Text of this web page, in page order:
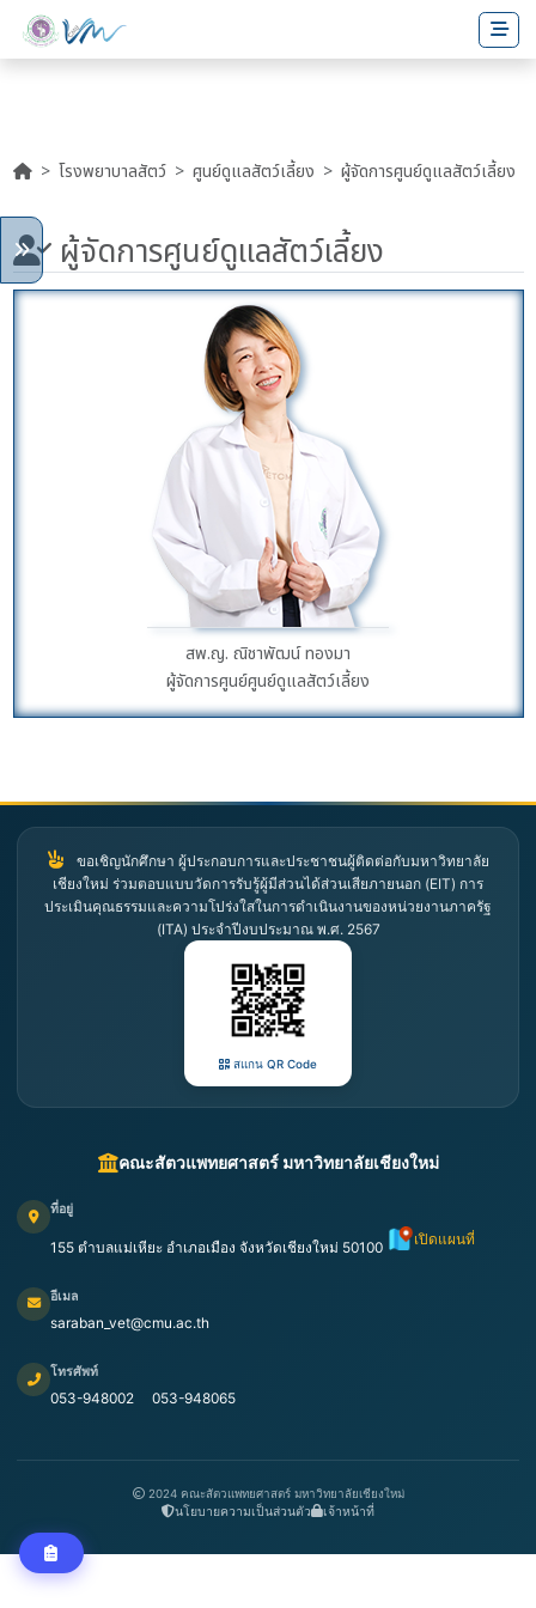
โรงพยาบาลสัตว์ ศูนย์ดูแลสัตว์เลี้ยง ผู้จัดการศูนย์ดูแลสัตว์เลี้ยง
ผู้จัดการศูนย์ดูแลสัตว์เลี้ยง
สพ.ญ. ณิชาพัฒน์ ทองมา
ผู้จัดการศูนย์ศูนย์ดูแลสัตว์เลี้ยง
ขอเชิญนักศึกษา ผู้ประกอบการและประชาชนผู้ติดต่อกับมหาวิทยาลัย
เชียงใหม่ ร่วมตอบแบบวัดการรับรู้ผู้มีส่วนได้ส่วนเสียภายนอก (EIT) การ
ประเมินคุณธรรมและความโปร่งใสในการดำเนินงานของหน่วยงานภาครัฐ
(ITA) ประจำปีงบประมาณ พ.ศ. 2567
สแกน QR Code
คณะสัตวแพทยศาสตร์ มหาวิทยาลัยเชียงใหม่
ที่อยู่
155 ตำบลแม่เหียะ อำเภอเมือง จังหวัดเชียงใหม่ 50100 เปิดแผนที่
อีเมล
saraban_vet@cmu.ac.th
โทรศัพท์
053-948002 053-948065
2024 คณะสัตวแพทยศาสตร์ มหาวิทยาลัยเชียงใหม่
นโยบายความเป็นส่วนตัว เจ้าหน้าที่